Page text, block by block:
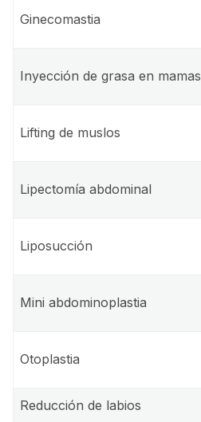
Ginecomastia
Inyección de grasa en mamas
Lifting de muslos
Lipectomía abdominal
Liposucción
Mini abdominoplastia
Otoplastia
Reducción de labios